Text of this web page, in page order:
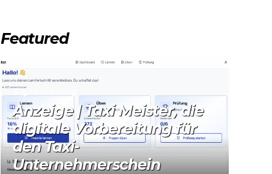
Featured
Digitalisierung
Anzeige | Taxi Meister, die
digitale Vorbereitung für
den Taxi-
Unternehmerschein